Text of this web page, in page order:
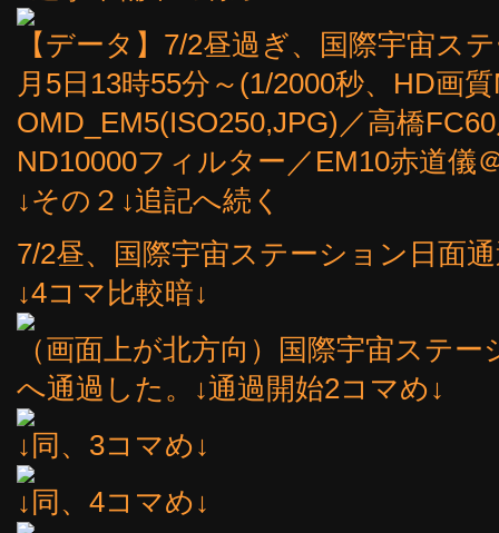
【データ】7/2昼過ぎ、国際宇宙ス
月5日13時55分～(1/2000秒、HD画
OMD_EM5(ISO250,JPG)／高橋
ND10000フィルター／EM10赤道儀
↓その２↓追記へ続く
7/2昼、国際宇宙ステーション日面
↓4コマ比較暗↓
（画面上が北方向）国際宇宙ステ
へ通過した。↓通過開始2コマめ↓
↓同、3コマめ↓
↓同、4コマめ↓